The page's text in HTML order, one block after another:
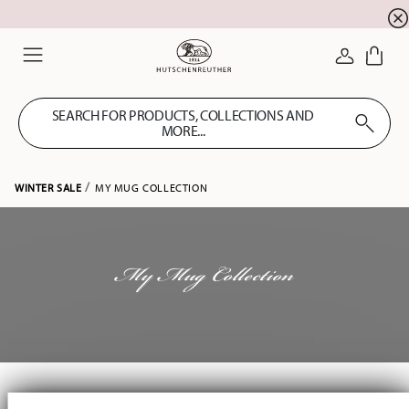
Summer SALE! Get EXTRA 5% OFF and
LOGIN
SEARCH FOR PRODUCTS, COLLECTIONS AND
MORE...
WINTER SALE MY MUG COLLECTION
My Mug Collection
Footer
Services